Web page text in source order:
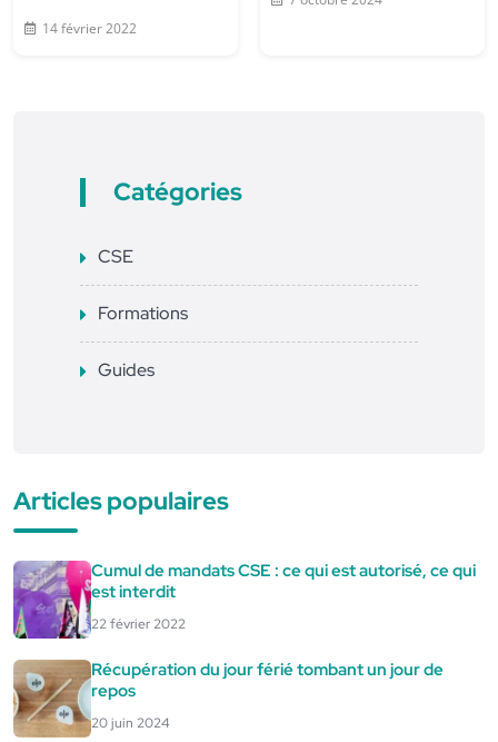
14 février 2022
Catégories
CSE
Formations
Guides
Articles populaires
Cumul de mandats CSE : ce qui est autorisé, ce qui
est interdit
22 février 2022
Récupération du jour férié tombant un jour de
repos
20 juin 2024